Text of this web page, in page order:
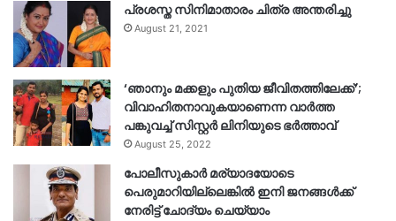
പ്രശസ്ത സിനിമാതാരം ചിത്ര അന്തരിച്ചു
August 21, 2021
‘ഞാനും മക്കളും പുതിയ ജീവിതത്തിലേക്ക്’;
വിവാഹിതനാവുകയാണെന്ന വാർത്ത
പങ്കുവച്ച് സിസ്റ്റർ ലിനിയുടെ ഭർത്താവ്
August 25, 2022
പോലീസുകാര്‍ മര്യാദയോടെ
പെരുമാറിയില്ലെങ്കില്‍ ഇനി ജനങ്ങള്‍ക്ക്
നേരിട്ട് ചോദ്യം ചെയ്യാം